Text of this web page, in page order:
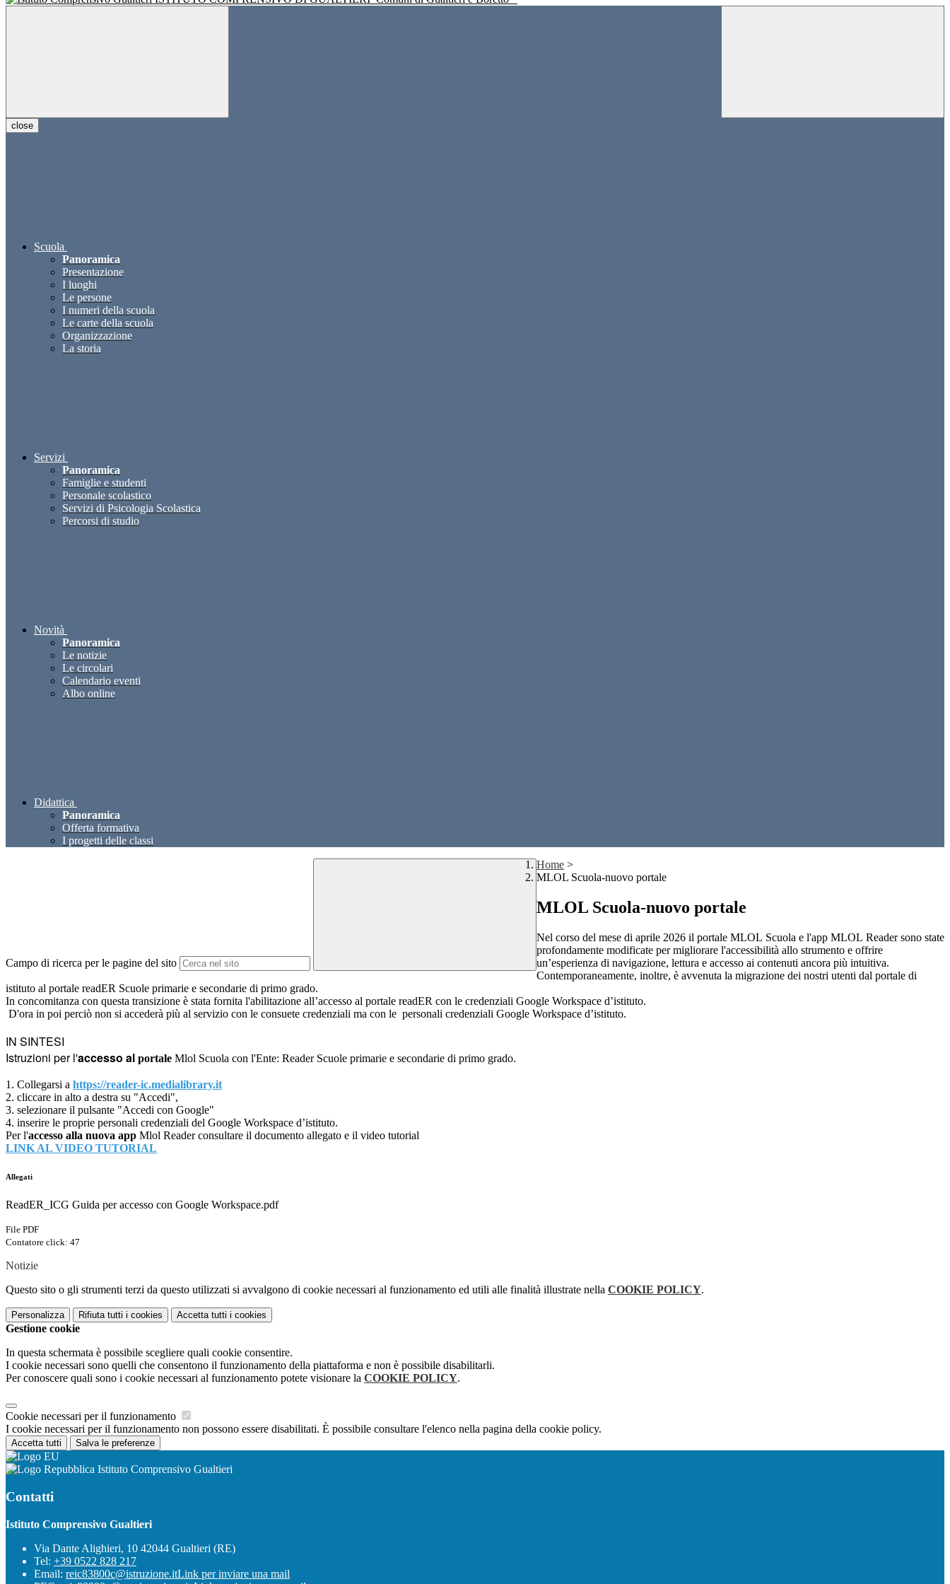
close
Scuola
Panoramica
Presentazione
I luoghi
Le persone
I numeri della scuola
Le carte della scuola
Organizzazione
La storia
Servizi
Panoramica
Famiglie e studenti
Personale scolastico
Servizi di Psicologia Scolastica
Percorsi di studio
Novità
Panoramica
Le notizie
Le circolari
Calendario eventi
Albo online
Didattica
Panoramica
Offerta formativa
I progetti delle classi
Campo di ricerca per le pagine del sito
Home >
MLOL Scuola-nuovo portale
MLOL Scuola-nuovo portale
Nel corso del mese di aprile 2026 il portale MLOL Scuola e l'app MLOL Reader sono state
profondamente modificate per migliorare l'accessibilità allo strumento e offrire
un’esperienza di navigazione, lettura e accesso ai contenuti ancora più intuitiva.
Contemporaneamente, inoltre, è avvenuta la migrazione dei nostri utenti dal portale di
istituto al portale readER Scuole primarie e secondarie di primo grado.
In concomitanza con questa transizione è stata fornita l'abilitazione all’accesso al portale readER con le credenziali Google Workspace d’istituto.
D'ora in poi perciò non si accederà più al servizio con le consuete credenziali ma con le personali credenziali Google Workspace d’istituto.
IN SINTESI
Istruzioni per l'accesso al portale Mlol Scuola con l'Ente: Reader Scuole primarie e secondarie di primo grado.
1. Collegarsi a https://reader-ic.medialibrary.it
2. cliccare in alto a destra su "Accedi",
3. selezionare il pulsante "Accedi con Google"
4. inserire le proprie personali credenziali del Google Workspace d’istituto.
Per l'accesso alla nuova app Mlol Reader consultare il documento allegato e il video tutorial
LINK AL VIDEO TUTORIAL
Allegati
ReadER_ICG Guida per accesso con Google Workspace.pdf
File PDF
Contatore click: 47
Notizie
Questo sito o gli strumenti terzi da questo utilizzati si avvalgono di cookie necessari al funzionamento ed utili alle finalità illustrate nella COOKIE POLICY.
Personalizza Rifiuta tutti i cookies Accetta tutti i cookies
Gestione cookie
In questa schermata è possibile scegliere quali cookie consentire.
I cookie necessari sono quelli che consentono il funzionamento della piattaforma e non è possibile disabilitarli.
Per conoscere quali sono i cookie necessari al funzionamento potete visionare la COOKIE POLICY.
Cookie necessari per il funzionamento
I cookie necessari per il funzionamento non possono essere disabilitati. È possibile consultare l'elenco nella pagina della cookie policy.
Accetta tutti Salva le preferenze
Istituto Comprensivo Gualtieri
Contatti
Istituto Comprensivo Gualtieri
Via Dante Alighieri, 10 42044 Gualtieri (RE)
Tel: +39 0522 828 217
Email: reic83800c@istruzione.itLink per inviare una mail